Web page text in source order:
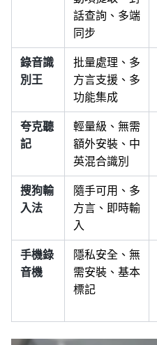
話查詢、多端
同步
錄音識
別王
批量處理、多
方言支援、多
功能集成
夸克聽
記
輕量級、無需
額外安裝、中
英混合識別
搜狗輸
入法
隨手可用、多
方言、即時輸
入
手機錄
音機
隱私安全、無
需安裝、基本
標記